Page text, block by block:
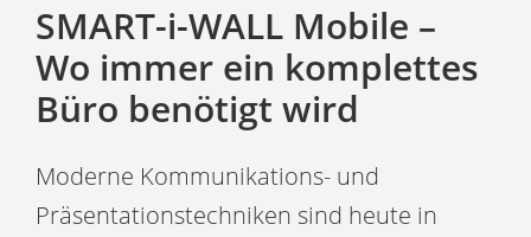
SMART-i-WALL Mobile –
Wo immer ein komplettes
Büro benötigt wird
Moderne Kommunikations- und
Präsentationstechniken sind heute in